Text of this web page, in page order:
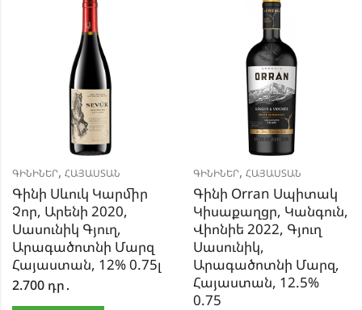
ԳԻՆԻՆԵՐ, ՀԱՅԱՍՏԱՆ
Գինի Սևուկ Կարմիր
Չոր, Արենի 2020,
Սասունիկ Գյուղ,
Արագածոտնի Մարզ
Հայաստան, 12% 0.75լ
2.700 դր․
ԳԻՆԻՆԵՐ, ՀԱՅԱՍՏԱՆ
Գինի Orran Սպիտակ
Կիսաքաղցր, Կանգուն,
Վիոնիե 2022, Գյուղ
Սասունիկ,
Արագածոտնի Մարզ,
Հայաստան, 12.5%
0.75